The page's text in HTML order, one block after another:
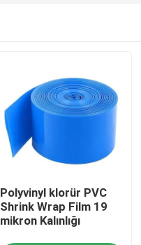
Polyvinyl klorür PVC
Shrink Wrap Film 19
mikron Kalınlığı